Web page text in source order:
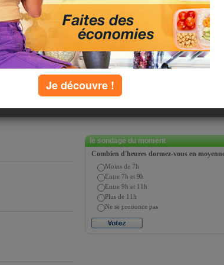
U V W X Y Z
le sondage du moment
Combien d'heures dormez-vous en
Moins de 7h
Entre 7h et 9h
Entre 9h et 11h
Plus de 11h
Ne se prononce pas
Je découvre !